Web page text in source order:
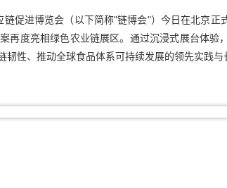
促进博览会（以下简称"链博会"）今日在北京正
再度亮相绿色农业链展区。通过沉浸式展台体验
性、推动全球食品体系可持续发展的领先实践与